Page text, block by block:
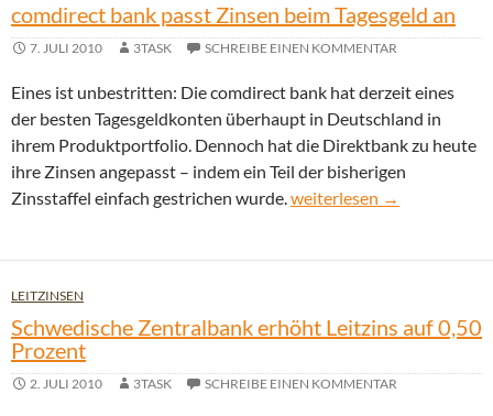
comdirect bank passt Zinsen beim Tagesgeld an
7. JULI 2010 3TASK SCHREIBE EINEN KOMMENTAR
Eines ist unbestritten: Die comdirect bank hat derzeit eines
der besten Tagesgeldkonten überhaupt in Deutschland in
ihrem Produktportfolio. Dennoch hat die Direktbank zu heute
ihre Zinsen angepasst – indem ein Teil der bisherigen
Zinsstaffel einfach gestrichen wurde.comdirect bank passt
weiterlesen →
LEITZINSEN
Schwedische Zentralbank erhöht Leitzins auf 0,50
Prozent
2. JULI 2010 3TASK SCHREIBE EINEN KOMMENTAR